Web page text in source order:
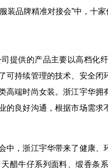
装品牌精准对接会”中，十
供的产品主要以高档化
可持续管理的技术、安全
高端时尚女装。浙江宇华
的良好沟通，根据市场需
，浙江宇华带来了健康、
醋牛仔系列面料、缎香条